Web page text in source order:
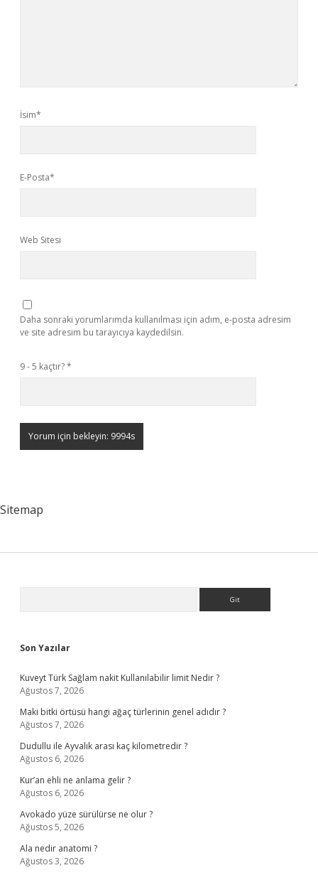
İsim*
E-Posta*
Web Sitesi
Daha sonraki yorumlarımda kullanılması için adım, e-posta adresim
ve site adresim bu tarayıcıya kaydedilsin.
9 - 5 kaçtır?*
Sitemap
Son Yazılar
Kuveyt Türk Sağlam nakit Kullanılabilir limit Nedir ?
Ağustos 7, 2026
Maki bitki örtüsü hangi ağaç türlerinin genel adıdır ?
Ağustos 7, 2026
Dudullu ile Ayvalık arası kaç kilometredir ?
Ağustos 6, 2026
Kur’an ehli ne anlama gelir ?
Ağustos 6, 2026
Avokado yüze sürülürse ne olur ?
Ağustos 5, 2026
Ala nedir anatomi ?
Ağustos 3, 2026